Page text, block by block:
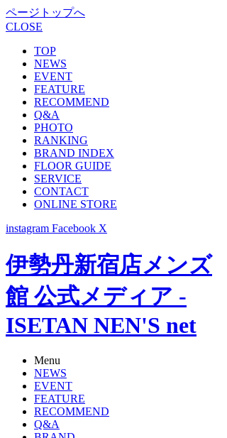
ページトップへ
CLOSE
TOP
NEWS
EVENT
FEATURE
RECOMMEND
Q&A
PHOTO
RANKING
BRAND INDEX
FLOOR GUIDE
SERVICE
CONTACT
ONLINE STORE
instagram Facebook X
伊勢丹新宿店メンズ
館 公式メディア -
ISETAN NEN'S net
Menu
NEWS
EVENT
FEATURE
RECOMMEND
Q&A